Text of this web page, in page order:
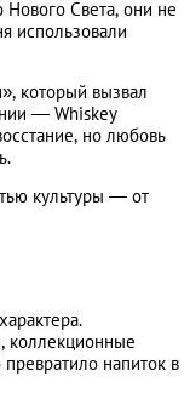
Света, они не
использовали
который вызвал
— Whiskey
но любовь
культуры — от
коллекционные
напиток в